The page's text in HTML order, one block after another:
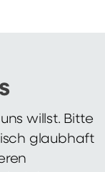
willst. Bitte
glaubhaft